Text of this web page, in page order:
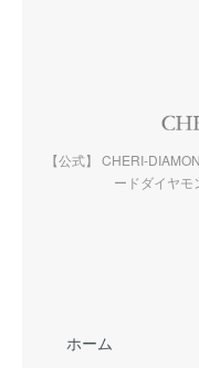
【公式】 CHERI-
ードダイヤモ
ホーム